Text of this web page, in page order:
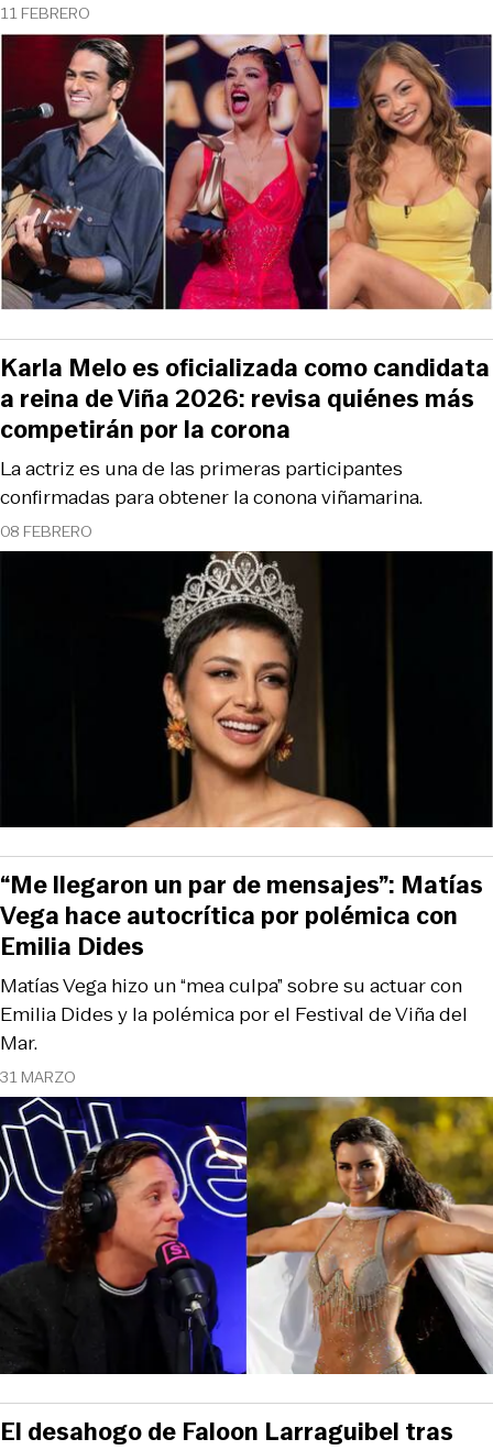
11 FEBRERO
08 FEBRERO
La actriz es una de las primeras participantes
confirmadas para obtener la conona viñamarina.
Karla Melo es oficializada como candidata
a reina de Viña 2026: revisa quiénes más
competirán por la corona
31 MARZO
Matías Vega hizo un “mea culpa” sobre su actuar con
Emilia Dides y la polémica por el Festival de Viña del
Mar.
“Me llegaron un par de mensajes”: Matías
Vega hace autocrítica por polémica con
Emilia Dides
El desahogo de Faloon Larraguibel tras